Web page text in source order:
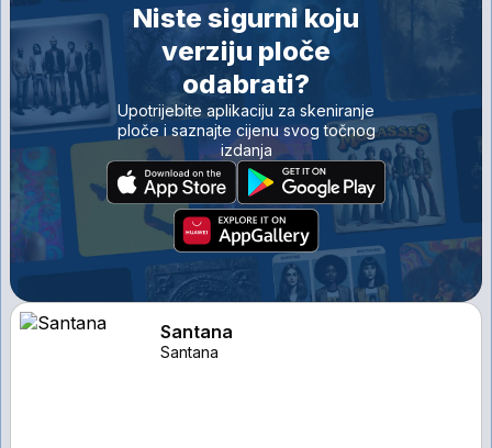
Niste sigurni koju
verziju ploče
odabrati?
Upotrijebite aplikaciju za skeniranje
ploče i saznajte cijenu svog točnog
izdanja
Santana
Santana